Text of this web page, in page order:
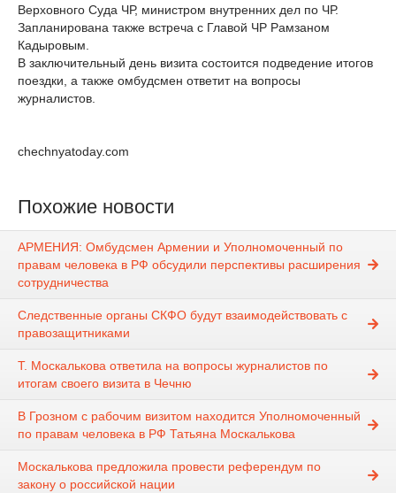
Верховного Суда ЧР, министром внутренних дел по ЧР.
Запланирована также встреча с Главой ЧР Рамзаном
Кадыровым.
В заключительный день визита состоится подведение итогов
поездки, а также омбудсмен ответит на вопросы
журналистов.
chechnyatoday.com
Похожие новости
АРМЕНИЯ: Омбудсмен Армении и Уполномоченный по
правам человека в РФ обсудили перспективы расширения
сотрудничества
Следственные органы СКФО будут взаимодействовать с
правозащитниками
Т. Москалькова ответила на вопросы журналистов по
итогам своего визита в Чечню
В Грозном с рабочим визитом находится Уполномоченный
по правам человека в РФ Татьяна Москалькова
Москалькова предложила провести референдум по
закону о российской нации